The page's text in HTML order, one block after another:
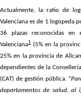
Actualmente, la ratio de
Valenciana es de 1 logopeda
36 plazas reconocidas en
Valenciana1 (5% en la
25% en la provincia de
dependientes de la
(CAT) de gestión pública. “
departamentos de salud, al